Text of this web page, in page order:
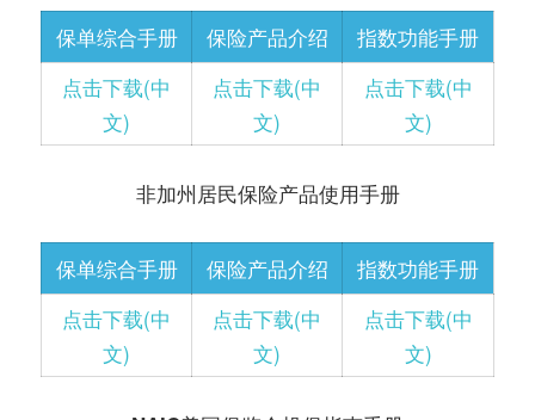
保单综合手册 保险产品介绍 指数功能手册
点击下载(中
文)
点击下载(中
文)
点击下载(中
文)
非加州居民保险产品使用手册
保单综合手册 保险产品介绍 指数功能手册
点击下载(中
文)
点击下载(中
文)
点击下载(中
文)